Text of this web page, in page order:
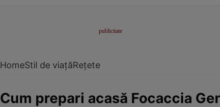
HomeStil de viațăRețete
Cum prepari acasă Focaccia